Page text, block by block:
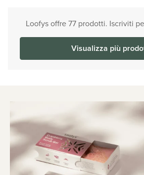
Loofys offre 77 prodotti. Iscriviti
Visualizza più